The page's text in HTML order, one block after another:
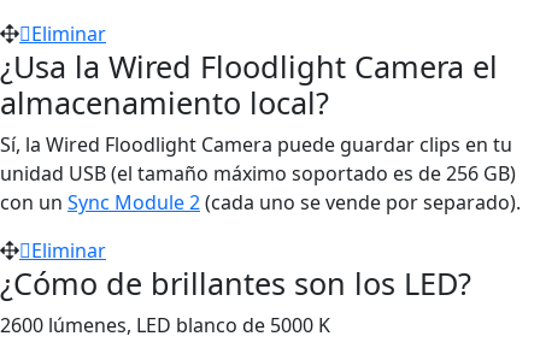
Eliminar
¿Usa la Wired Floodlight Camera el
almacenamiento local?
Sí, la Wired Floodlight Camera puede guardar clips en tu
unidad USB (el tamaño máximo soportado es de 256 GB)
con un Sync Module 2(cada uno se vende por separado).
Eliminar
¿Cómo de brillantes son los LED?
2600 lúmenes, LED blanco de 5000 K